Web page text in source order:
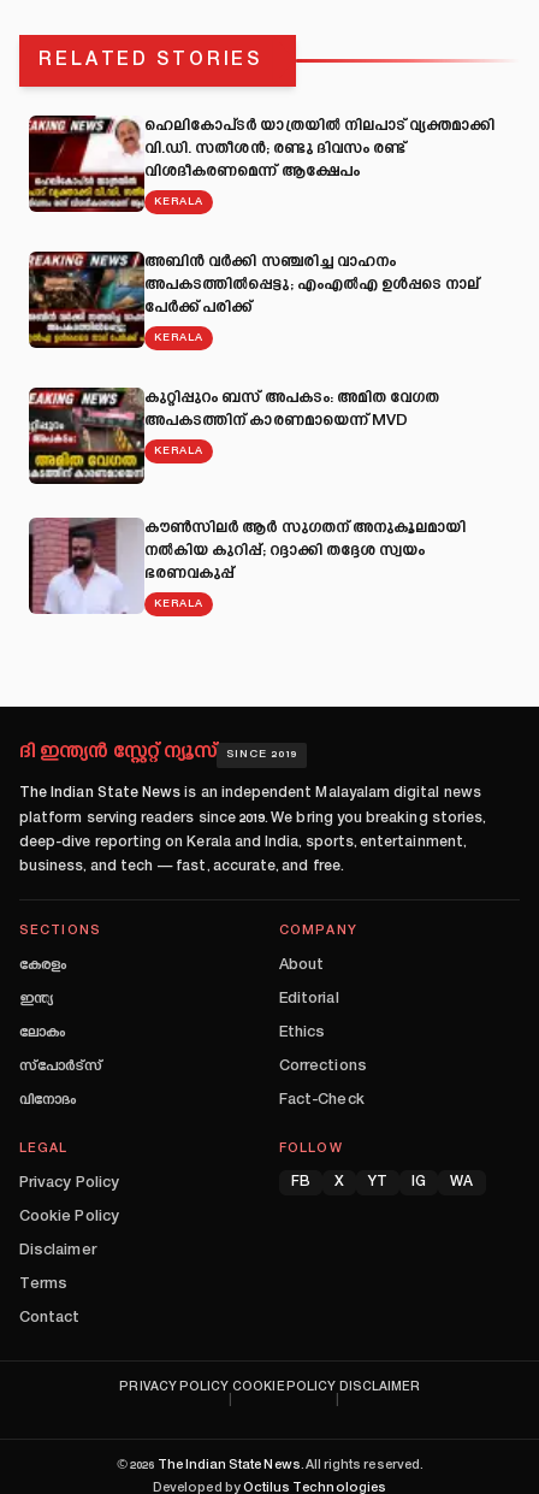
RELATED STORIES
ഹെലികോപ്ടർ യാത്രയിൽ നിലപാട് വ്യക്തമാക്കി
വി.ഡി. സതീശൻ; രണ്ടു ദിവസം രണ്ട്
വിശദീകരണമെന്ന് ആക്ഷേപം
KERALA
അബിന്‍ വര്‍ക്കി സഞ്ചരിച്ച വാഹനം
അപകടത്തില്‍പ്പെട്ടു; എംഎല്‍എ ഉള്‍പ്പടെ നാല്
പേര്‍ക്ക് പരിക്ക്
KERALA
കുറ്റിപ്പുറം ബസ് അപകടം: അമിത വേഗത
അപകടത്തിന് കാരണമായെന്ന് MVD
KERALA
കൗൺസിലർ ആർ സുഗതന് അനുകൂലമായി
നല്‍കിയ കുറിപ്പ്; റദ്ദാക്കി തദ്ദേശ സ്വയം
ഭരണവകുപ്പ്
KERALA
ദി ഇന്ത്യൻ സ്റ്റേറ്റ് ന്യൂസ് SINCE 2019
The Indian State News is an independent Malayalam digital news
platform serving readers since 2019. We bring you breaking stories,
deep-dive reporting on Kerala and India, sports, entertainment,
business, and tech — fast, accurate, and free.
SECTIONS
കേരളം
ഇന്ത്യ
ലോകം
സ്പോർട്സ്
വിനോദം
COMPANY
About
Editorial
Ethics
Corrections
Fact-Check
LEGAL
Privacy Policy
Cookie Policy
Disclaimer
Terms
Contact
FOLLOW
FB X YT IG WA
PRIVACY POLICY COOKIE POLICY DISCLAIMER
©2026 The Indian State News. All rights reserved.
Developed by Octilus Technologies